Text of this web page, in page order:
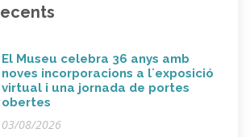
El Museu celebra 36 anys amb
noves incorporacions a l´exposició
virtual i una jornada de portes
obertes
03/08/2026